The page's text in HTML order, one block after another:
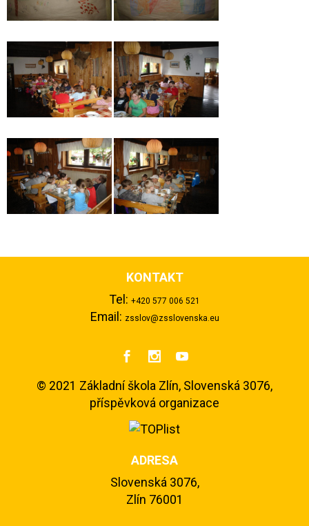
KONTAKT
Tel: +420 577 006 521
Email: zsslov@zsslovenska.eu
  
© 2021 Základní škola Zlín, Slovenská 3076,
příspěvková organizace
ADRESA
Slovenská 3076,
Zlín 76001